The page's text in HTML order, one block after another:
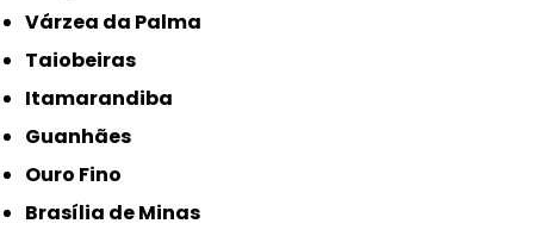
Várzea da Palma
Taiobeiras
Itamarandiba
Guanhães
Ouro Fino
Brasília de Minas